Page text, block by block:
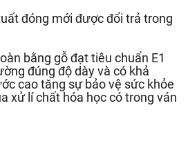
đóng mới được đổi trả trong
bằng gỗ đạt tiêu chuẩn E1
đúng độ dày và có khả
cao tăng sự bảo vệ sức khỏe
xử lí chất hóa học có trong ván